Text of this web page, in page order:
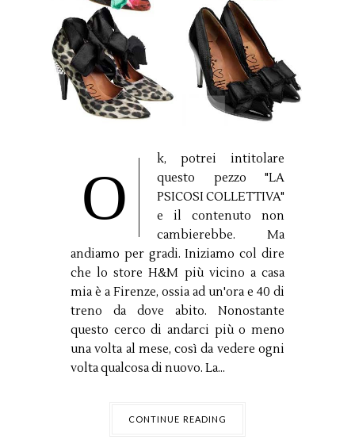
O
k, potrei intitolare
questo pezzo "LA
PSICOSI COLLETTIVA"
e il contenuto non
cambierebbe. Ma
andiamo per gradi. Iniziamo col dire
che lo store H&M più vicino a casa
mia è a Firenze, ossia ad un'ora e 40 di
treno da dove abito. Nonostante
questo cerco di andarci più o meno
una volta al mese, così da vedere ogni
volta qualcosa di nuovo. La...
CONTINUE READING